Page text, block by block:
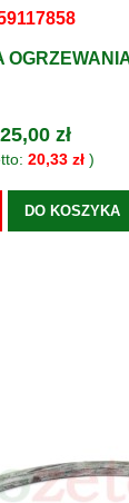
25,00 zł
20,33 zł)
DO KOSZYKA